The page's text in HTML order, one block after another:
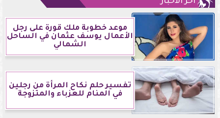
موعد خطوبة ملك قورة على رجل
الأعمال يوسف عثمان في الساحل
الشمالي
تفسير حلم نكاح المرأة من رجلين
في المنام للعزباء والمتزوجة